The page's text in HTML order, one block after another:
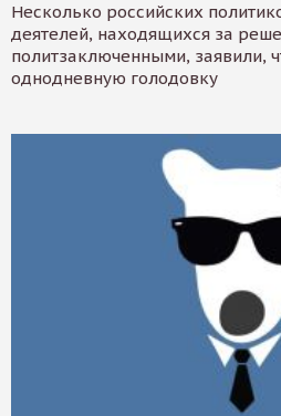
Несколько российских
деятелей, находящихся за
политзаключенными, заявили,
однодневную голодовку